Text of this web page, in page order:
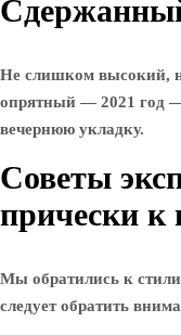
Не слишком высокий,
опрятный — 2021 год —
вечернюю укладку.
Советы
прически к
Мы обратились к
следует обратить